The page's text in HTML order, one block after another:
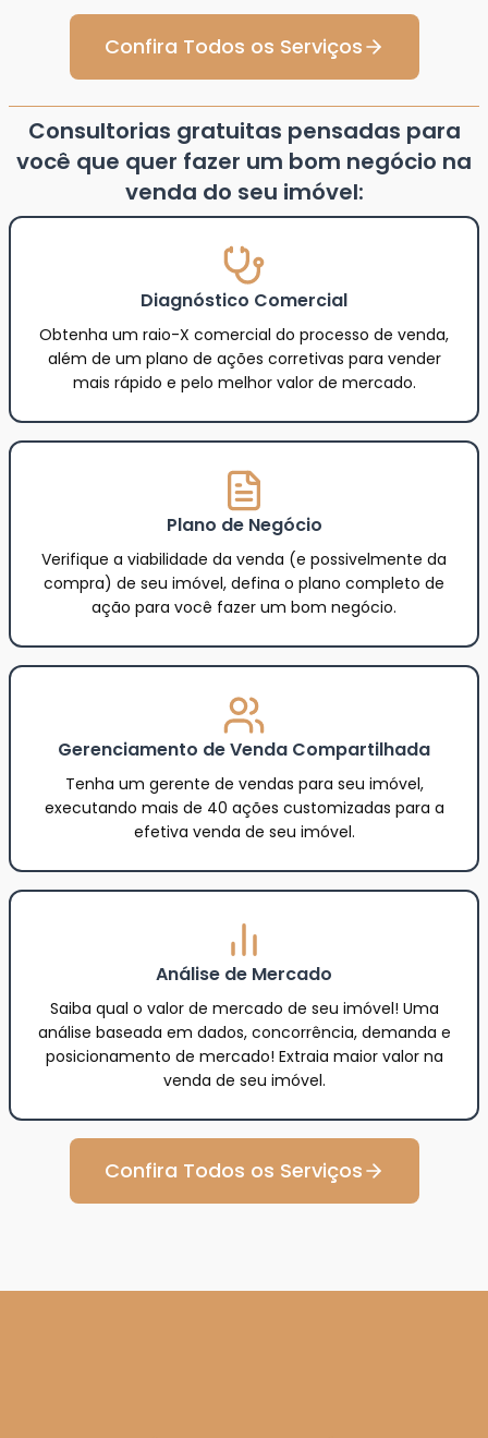
Confira Todos os Serviços
Consultorias gratuitas pensadas para
você que quer fazer um bom negócio na
venda do seu imóvel:
Diagnóstico Comercial
Obtenha um raio-X comercial do processo de venda,
além de um plano de ações corretivas para vender
mais rápido e pelo melhor valor de mercado.
Plano de Negócio
Verifique a viabilidade da venda (e possivelmente da
compra) de seu imóvel, defina o plano completo de
ação para você fazer um bom negócio.
Gerenciamento de Venda Compartilhada
Tenha um gerente de vendas para seu imóvel,
executando mais de 40 ações customizadas para a
efetiva venda de seu imóvel.
Análise de Mercado
Saiba qual o valor de mercado de seu imóvel! Uma
análise baseada em dados, concorrência, demanda e
posicionamento de mercado! Extraia maior valor na
venda de seu imóvel.
Confira Todos os Serviços